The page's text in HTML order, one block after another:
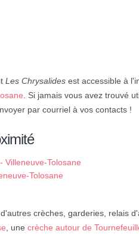
Les Chrysalides est accessible à
. Si jamais vous avez trouvé
par courriel à vos contacts !
Villeneuve-Tolosane
Tolosane
crèches, garderies, relais
, une crèche autour de